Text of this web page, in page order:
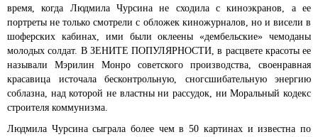
время, когда Людмила Чурсина не сходила с киноэкранов, а ее
портреты не только смотрели с обложек киножурналов, но и висели в
шоферских кабинах, ими были оклеены «дембельские» чемоданы
молодых солдат. В ЗЕНИТЕ ПОПУЛЯРНОСТИ, в расцвете красоты ее
называли Мэрилин Монро советского производства, своенравная
красавица источала бесконтрольную, сногсшибательную энергию
соблазна, над которой не властны ни рассудок, ни Моральный кодекс
строителя коммунизма.
Людмила Чурсина сыграла более чем в 50 картинах и известна по